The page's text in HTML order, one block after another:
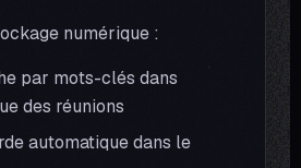
numérique :
par mots-clés dans
des réunions
automatique dans le